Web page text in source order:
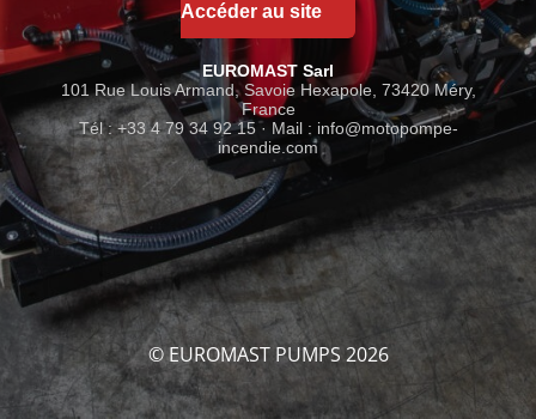
Accéder au site
EUROMAST Sarl
101 Rue Louis Armand, Savoie Hexapole, 73420 Méry,
France
Tél : +33 4 79 34 92 15 · Mail : info@motopompe-
incendie.com
© EUROMAST PUMPS 2026